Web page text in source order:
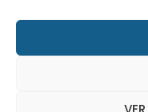
Categories